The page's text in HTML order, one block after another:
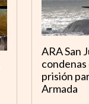
ARA San
condenas
prisión
Armada